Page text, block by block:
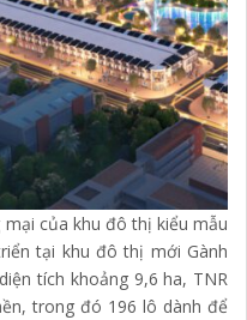
của khu đô thị kiểu mẫu
tại khu đô thị mới Gành
tích khoảng 9,6 ha, TNR
trong đó 196 lô dành để